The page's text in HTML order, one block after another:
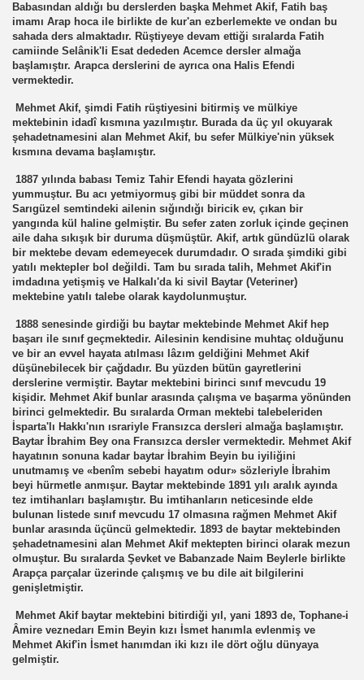
Babasından aldığı bu derslerden başka Mehmet Akif, Fatih baş
imamı Arap hoca ile birlikte de kur'an ezberlemekte ve ondan bu
sahada ders almaktadır. Rüştiyeye devam ettiği sıralarda Fatih
camiinde Selânik'li Esat dededen Acemce dersler almağa
başlamıştır. Arapca derslerini de ayrıca ona Halis Efendi
vermektedir.
Mehmet Akif, şimdi Fatih rüştiyesini bitirmiş ve mülkiye
mektebinin idadî kısmına yazılmıştır. Burada da üç yıl okuyarak
şehadetnamesini alan Mehmet Akif, bu sefer Mülkiye'nin yüksek
kısmına devama başlamıştır.
1887 yılında babası Temiz Tahir Efendi hayata gözlerini
yummuştur. Bu acı yetmiyormuş gibi bir müddet sonra da
Sarıgüzel semtindeki ailenin sığındığı biricik ev, çıkan bir
yangında kül haline gelmiştir. Bu sefer zaten zorluk içinde geçinen
aile daha sıkışık bir duruma düşmüştür. Akif, artık gündüzlü olarak
bir mektebe devam edemeyecek durumdadır. O sırada şimdiki gibi
yatılı mektepler bol değildi. Tam bu sırada talih, Mehmet Akif'in
imdadına yetişmiş ve Halkalı'da ki sivil Baytar (Veteriner)
mektebine yatılı talebe olarak kaydolunmuştur.
1888 senesinde girdiği bu baytar mektebinde Mehmet Akif hep
başarı ile sınıf geçmektedir. Ailesinin kendisine muhtaç olduğunu
ve bir an evvel hayata atılması lâzım geldiğini Mehmet Akif
düşünebilecek bir çağdadır. Bu yüzden bütün gayretlerini
derslerine vermiştir. Baytar mektebini birinci sınıf mevcudu 19
kişidir. Mehmet Akif bunlar arasında çalışma ve başarma yönünden
birinci gelmektedir. Bu sıralarda Orman mektebi talebeleriden
İsparta'lı Hakkı'nın ısrariyle Fransızca dersleri almağa başlamıştır.
Baytar İbrahim Bey ona Fransızca dersler vermektedir. Mehmet Akif
hayatının sonuna kadar baytar İbrahim Beyin bu iyiliğini
unutmamış ve «benîm sebebi hayatım odur» sözleriyle İbrahim
beyi hürmetle anmışur. Baytar mektebinde 1891 yılı aralık ayında
tez imtihanları başlamıştır. Bu imtihanların neticesinde elde
bulunan listede sınıf mevcudu 17 olmasına rağmen Mehmet Akif
bunlar arasında üçüncü gelmektedir. 1893 de baytar mektebinden
şehadetnamesini alan Mehmet Akif mektepten birinci olarak mezun
olmuştur. Bu sıralarda Şevket ve Babanzade Naim Beylerle birlikte
Arapça parçalar üzerinde çalışmış ve bu dile ait bilgilerini
genişletmiştir.
Mehmet Akif baytar mektebini bitirdiği yıl, yani 1893 de, Tophane-i
Âmire veznedarı Emin Beyin kızı İsmet hanımla evlenmiş ve
Mehmet Akif'in İsmet hanımdan iki kızı ile dört oğlu dünyaya
gelmiştir.